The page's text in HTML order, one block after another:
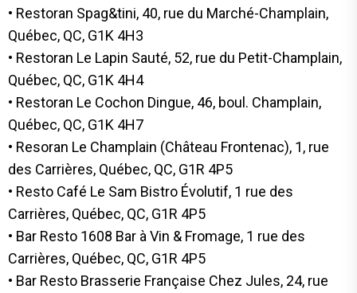
• Restoran Spag&tini, 40, rue du Marché-Champlain,
Québec, QC, G1K 4H3
• Restoran Le Lapin Sauté, 52, rue du Petit-Champlain,
Québec, QC, G1K 4H4
• Restoran Le Cochon Dingue, 46, boul. Champlain,
Québec, QC, G1K 4H7
• Resoran Le Champlain (Château Frontenac), 1, rue
des Carrières, Québec, QC, G1R 4P5
• Resto Café Le Sam Bistro Évolutif, 1 rue des
Carrières, Québec, QC, G1R 4P5
• Bar Resto 1608 Bar à Vin & Fromage, 1 rue des
Carrières, Québec, QC, G1R 4P5
• Bar Resto Brasserie Française Chez Jules, 24, rue